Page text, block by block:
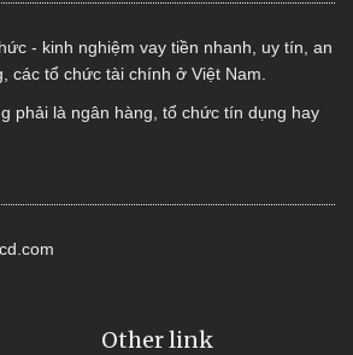
- kinh nghiệm vay tiền nhanh, uy tín, an
các tổ chức tài chính ở Việt Nam.
phải là ngân hàng, tổ chức tín dụng hay
Other link